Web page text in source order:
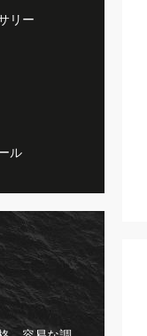
リー
ル
細い管12000